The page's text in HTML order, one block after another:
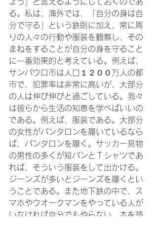
る。私は、海外では、「自分の身は自
分で守る」という鉄則に加え、常に周
りの人々の行動や服装を観察し、その
まねをすることが自分の身を守ること
に一番効果的と考えている。例えば、
サンパウロ市は人口１２００万人の都
市で、犯罪率は非常に高いが、大部分
の人は伸び伸びと過ごしている。我々
は彼らから生活の知恵を学べばいいの
である。例えば、服装である。大部分
の女性がパンタロンを履いているなら
ば、パンタロンを履く。サッカー見物
の男性の多くが短パンとＴシャツであ
れば、そういう服装をして出かける。
ジーンズが多いとジーンズを履くとい
うことである。また地下鉄の中で、ス
マホやウオークマンをやっている人が
いなければ自分でもやらない。本を読